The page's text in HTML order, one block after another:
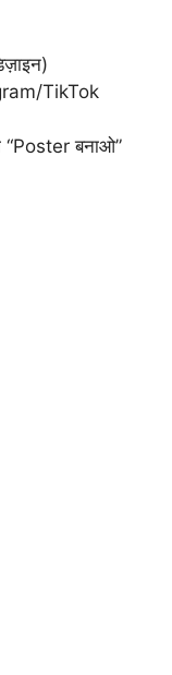
TikTok
“Poster बनाओ”